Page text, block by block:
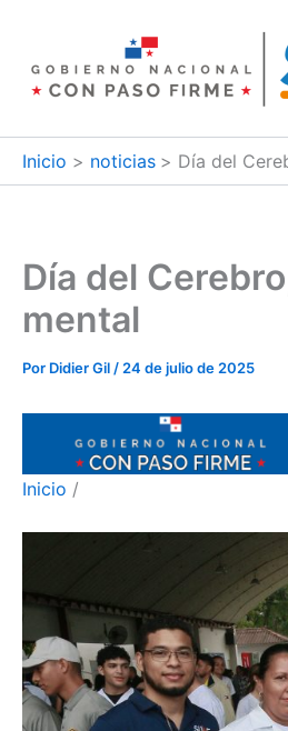
contenido
Inicio noticias Día del
Día del
mental
Por Didier Gil / 24 de julio de 2025
Inicio /